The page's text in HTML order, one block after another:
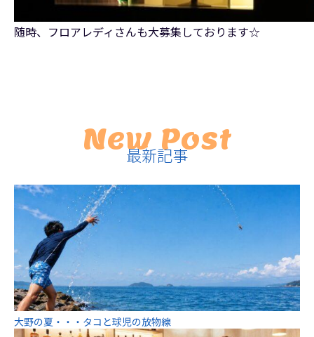
随時、フロアレディさんも大募集しております☆
New Post
最新記事
大野の夏・・・タコと球児の放物線